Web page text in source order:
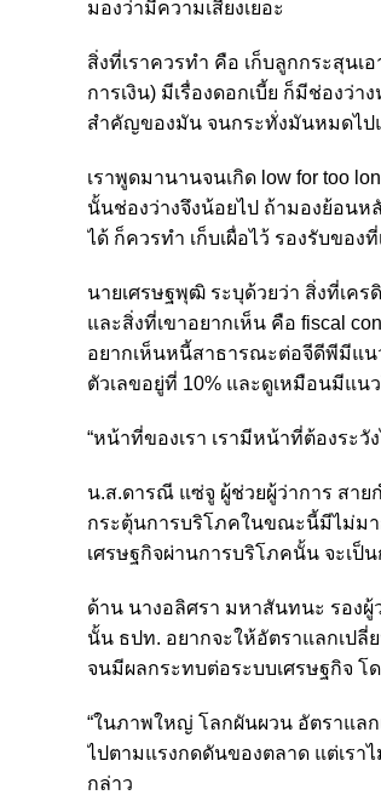
มองว่ามีความเสี่ยงเยอะ
สิ่งที่เราควรทำ คือ เก็บลูกกระสุนเ
การเงิน) มีเรื่องดอกเบี้ย ก็มีช่องว่
สำคัญของมัน จนกระทั่งมันหมดไปแ
เราพูดมานานจนเกิด low for too
นั้นช่องว่างจึงน้อยไป ถ้ามองย้อนห
ได้ ก็ควรทำ เก็บเผื่อไว้ รองรับของ
นายเศรษฐพุฒิ ระบุด้วยว่า สิ่งที่เค
และสิ่งที่เขาอยากเห็น คือ fiscal
อยากเห็นหนี้สาธารณะต่อจีดีพีมีแน
ตัวเลขอยู่ที่ 10% และดูเหมือนมีแน
“หน้าที่ของเรา เรามีหน้าที่ต้องระ
น.ส.ดารณี แซ่จู ผู้ช่วยผู้ว่าการ สาย
กระตุ้นการบริโภคในขณะนี้มีไม่มา
เศรษฐกิจผ่านการบริโภคนั้น จะเป็
ด้าน นางอลิศรา มหาสันทนะ รองผู้
นั้น ธปท. อยากจะให้อัตราแลกเปลี่
จนมีผลกระทบต่อระบบเศรษฐกิจ โ
“ในภาพใหญ่ โลกผันผวน อัตราแล
ไปตามแรงกดดันของตลาด แต่เรา
กล่าว